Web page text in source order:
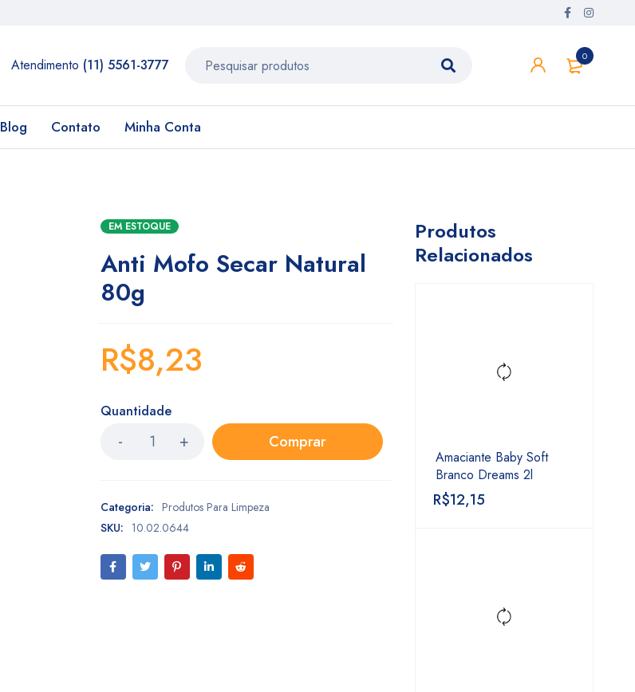
0
Atendimento (11) 5561-3777
Blog Contato Minha Conta
EM ESTOQUE
Anti Mofo Secar Natural
80g
R$8,23
Quantidade
Comprar
Categoria: Produtos Para Limpeza
SKU: 10.02.0644
Produtos
Relacionados
Amaciante Baby Soft
Branco Dreams 2l
R$12,15